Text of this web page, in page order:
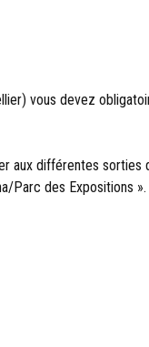
vous devez
aux différentes
Parc des Expositions ».